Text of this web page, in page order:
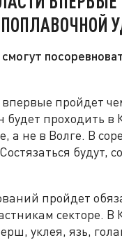
пройдет
будет проходить
а не в Волге. В
будут,
пройдет
секторе.
уклея, язь,